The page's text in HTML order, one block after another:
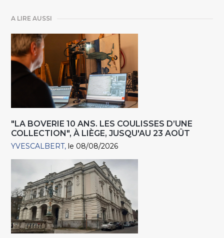
A LIRE AUSSI
"LA BOVERIE 10 ANS. LES COULISSES D’UNE
COLLECTION", À LIÈGE, JUSQU'AU 23 AOÛT
YVESCALBERT le 08/08/2026